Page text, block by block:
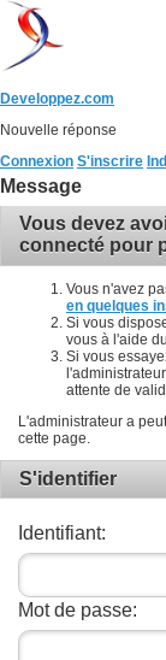
Developpez.com
Nouvelle réponse
Connexion S'inscrire
Message
Vous devez
connecté pour
Vous n'avez
en quelques
Si vous
vous à l'aide
Si vous
attente de
L'administrateur a
cette page.
S'identifier
Identifiant:
Mot de passe: